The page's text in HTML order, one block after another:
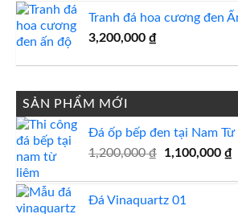
Tranh đá hoa cương đen
3,200,000 ₫
SẢN PHẨM MỚI
Đá ốp bếp đen tại Nam Từ
1,200,000₫
Giá
là:
1,200,000 ₫.
1,100,000 ₫
Đá Vinaquartz 01